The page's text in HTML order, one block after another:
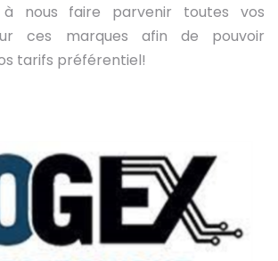
à nous faire parvenir toutes vos
ces marques afin de pouvoir
tarifs préférentiel!